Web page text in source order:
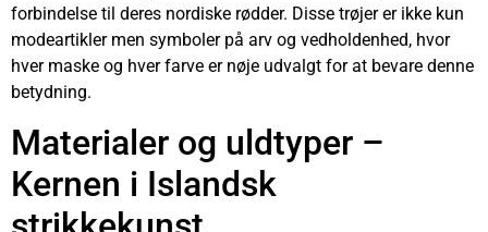
forbindelse til deres nordiske rødder. Disse trøjer er ikke kun
modeartikler men symboler på arv og vedholdenhed, hvor
hver maske og hver farve er nøje udvalgt for at bevare denne
betydning.
Materialer og uldtyper –
Kernen i Islandsk